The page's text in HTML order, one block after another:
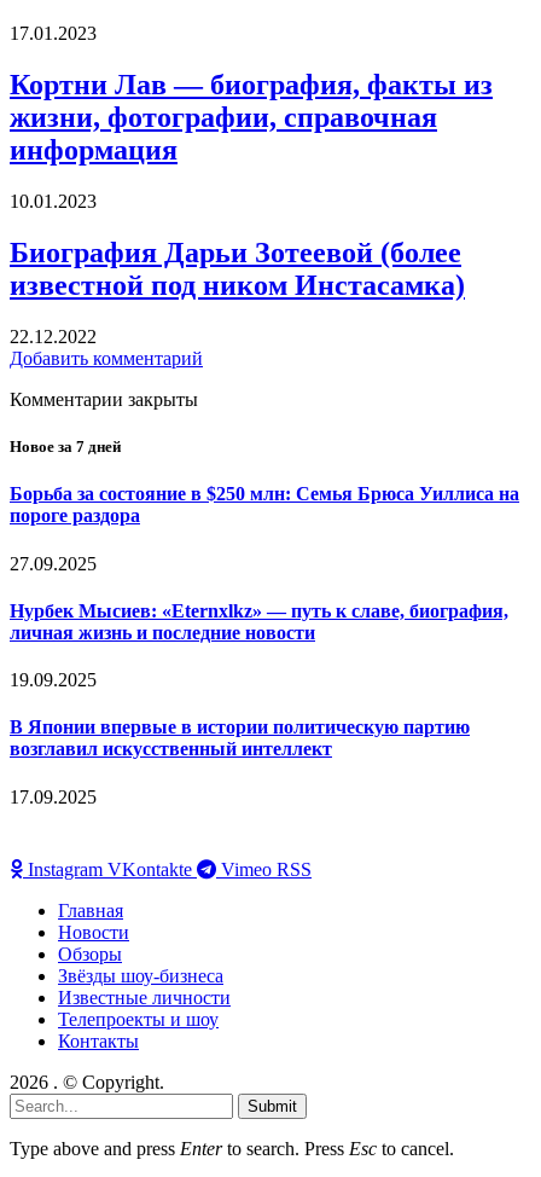
17.01.2023
Кортни Лав — биография, факты из
жизни, фотографии, справочная
информация
10.01.2023
Биография Дарьи Зотеевой (более
известной под ником Инстасамка)
22.12.2022
Добавить комментарий
Комментарии закрыты
Новое за 7 дней
Борьба за состояние в $250 млн: Семья Брюса Уиллиса на
пороге раздора
27.09.2025
Нурбек Мысиев: «Eternxlkz» — путь к славе, биография,
личная жизнь и последние новости
19.09.2025
В Японии впервые в истории политическую партию
возглавил искусственный интеллект
17.09.2025
Instagram VKontakte Vimeo RSS
Главная
Новости
Обзоры
Звёзды шоу-бизнеса
Известные личности
Телепроекты и шоу
Контакты
2026 . © Copyright.
Submit
Type above and press Enterto search. Press Esc to cancel.